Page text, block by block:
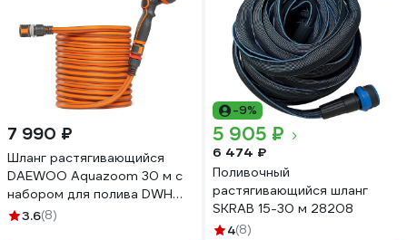
7 990 ₽
Шланг растягивающийся
DAEWOO Aquazoom 30 м с
набором для полива DWH
6105
3.6(8)
-9%
5 905 ₽
6 474 ₽
Поливочный
растягивающийся шланг
SKRAB 15-30 м 28208
4(8)